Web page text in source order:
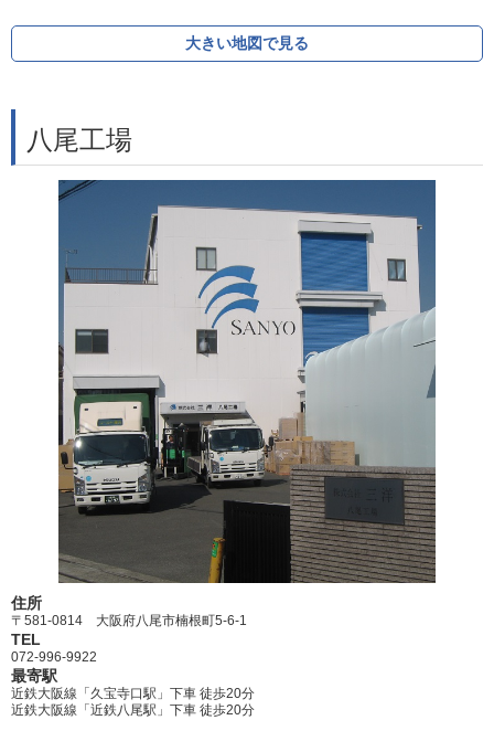
大きい地図で見る
八尾工場
住所
〒581-0814 大阪府八尾市楠根町5-6-1
TEL
072-996-9922
最寄駅
近鉄大阪線「久宝寺口駅」下車 徒歩20分
近鉄大阪線「近鉄八尾駅」下車 徒歩20分